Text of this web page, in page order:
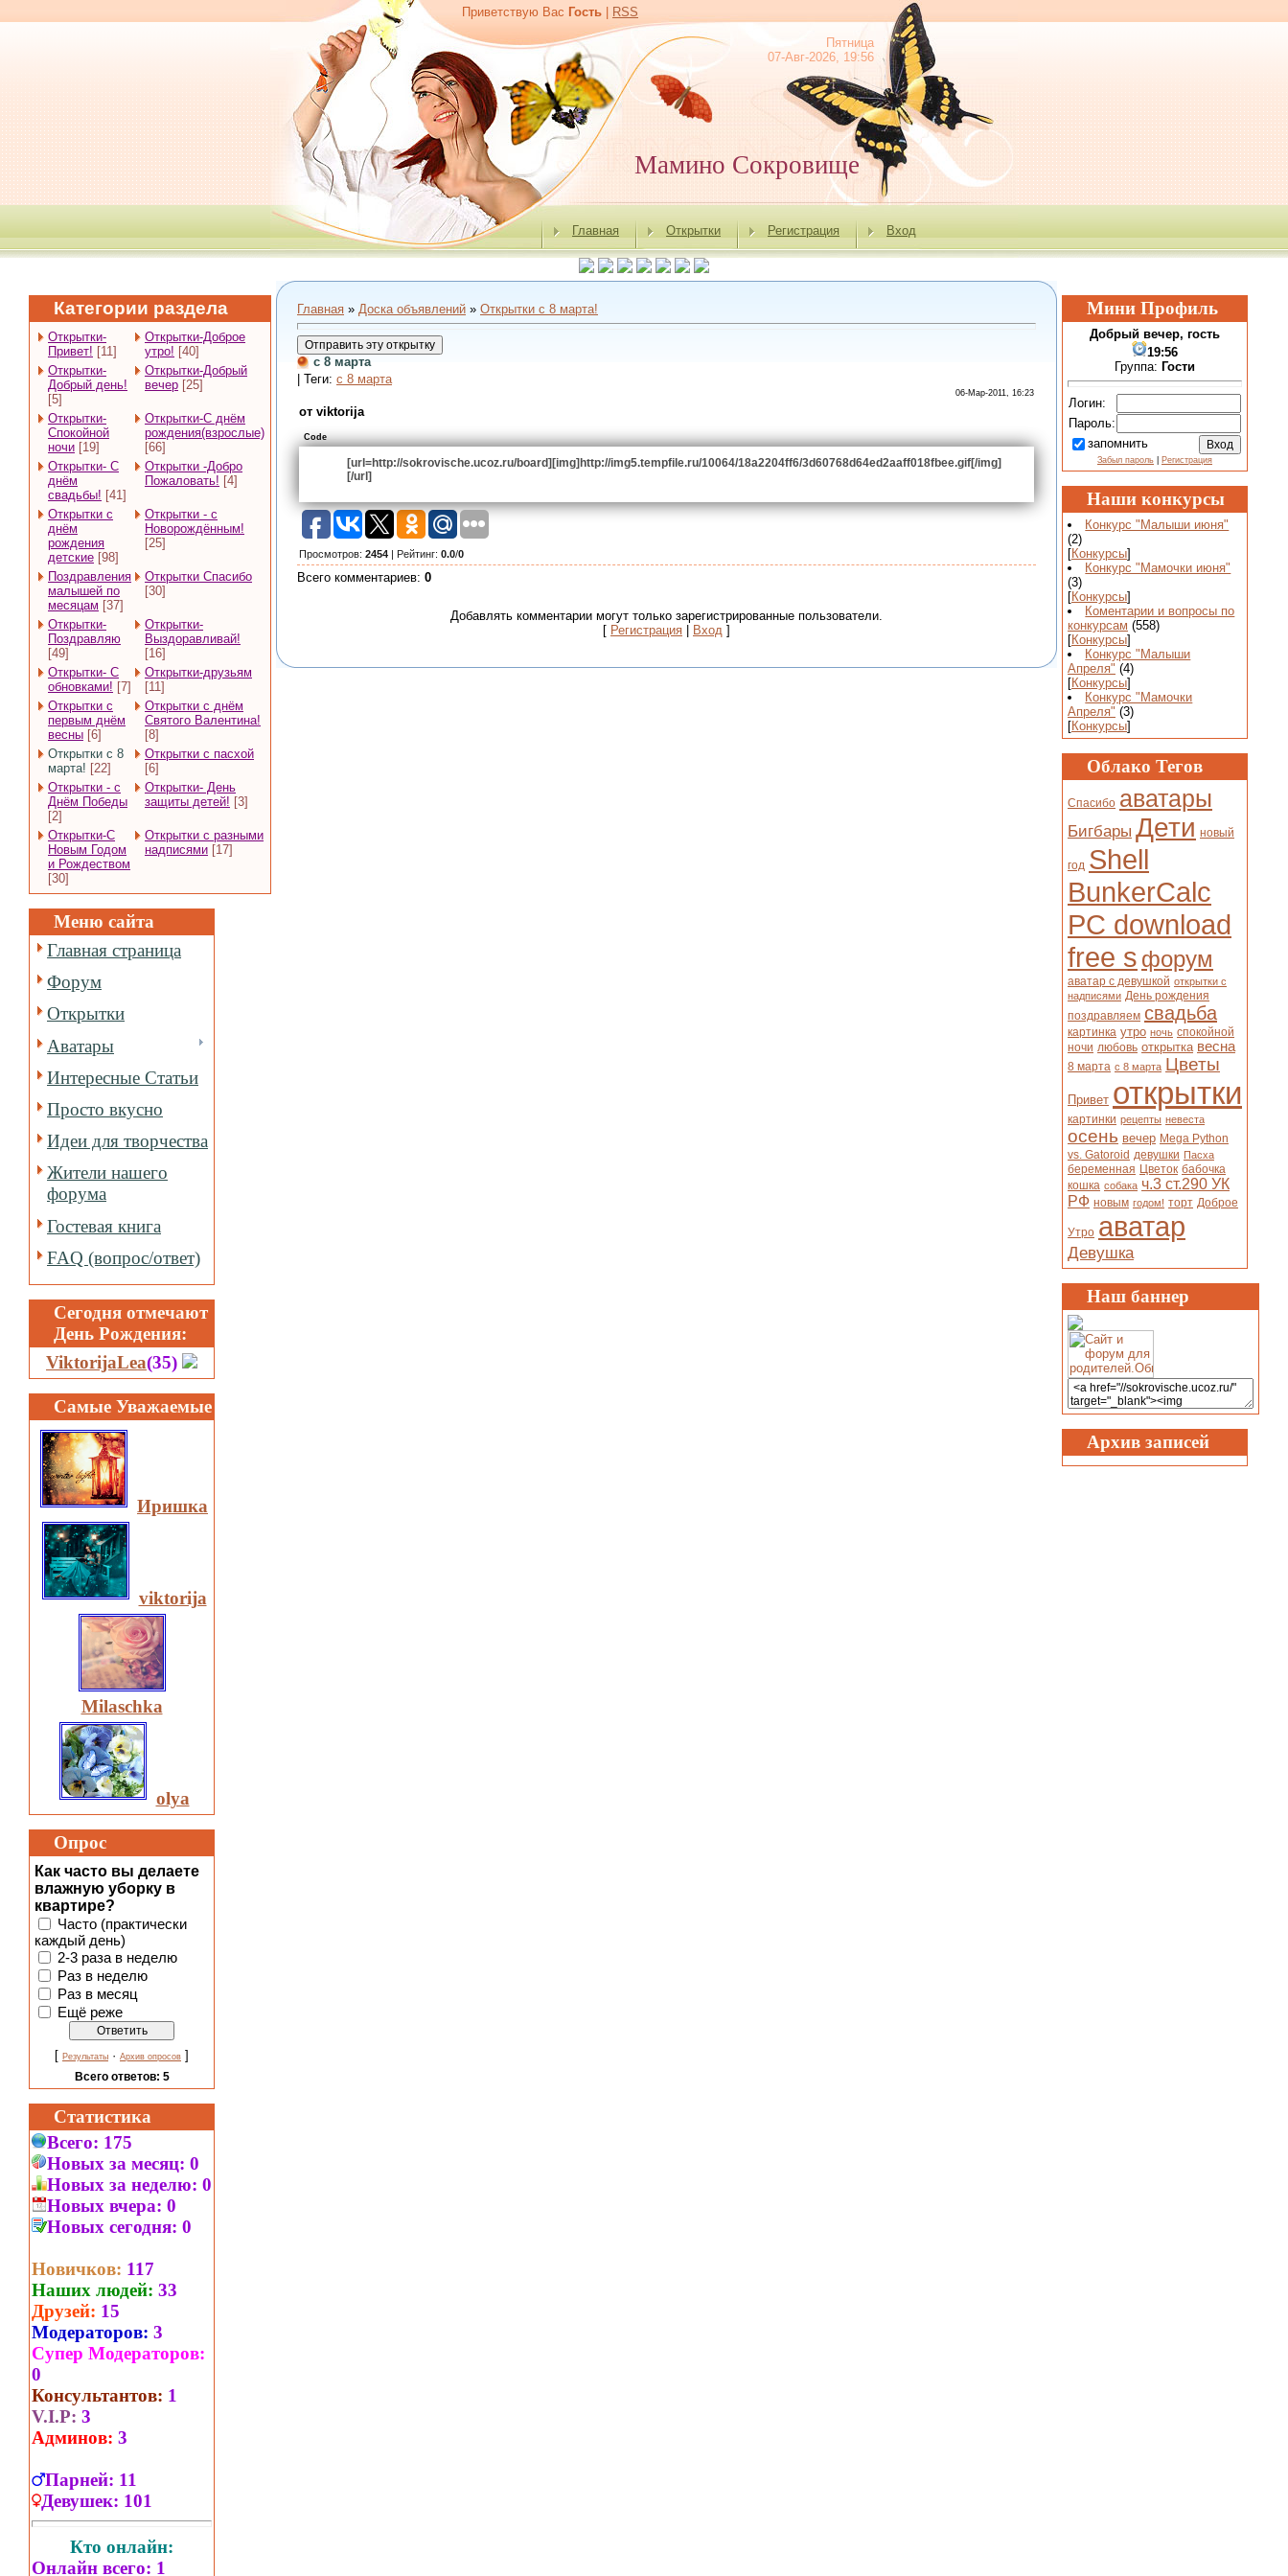
Приветствую Вас Гость RSS
Пятница
07-Авг-2026, 19:56
Мамино Сокровище
Главная Открытки Регистрация Вход
Категории раздела
Открытки-
Привет! [11]
Открытки-Доброе
утро! [40]
Открытки-
Добрый день!
[5]
Открытки-Добрый
вечер [25]
Открытки-
Спокойной
ночи [19]
Открытки-С днём
рождения(взрослые)
[66]
Открытки- С
днём
свадьбы! [41]
Открытки -Добро
Пожаловать! [4]
Открытки с
днём
рождения
детские [98]
Открытки - с
Новорождённым!
[25]
Поздравления
малышей по
месяцам [37]
Открытки Спасибо
[30]
Открытки-
Поздравляю
[49]
Открытки-
Выздоравливай!
[16]
Открытки- С
обновками! [7]
Открытки-друзьям
[11]
Открытки с
первым днём
весны [6]
Открытки с днём
Святого Валентина!
[8]
Открытки с 8
марта! [22]
Открытки с пасхой
[6]
Открытки - с
Днём Победы
[2]
Открытки- День
защиты детей! [3]
Открытки-С
Новым Годом
и Рождеством
[30]
Открытки с разными
надписями [17]
Меню сайта
Главная страница
Форум
Открытки
Аватары
Интересные Статьи
Просто вкусно
Идеи для творчества
Жители нашего
форума
Гостевая книга
FAQ (вопрос/ответ)
Сегодня отмечают
День Рождения:
ViktorijaLea(35)
Самые Уважаемые
Иришка
viktorija
Milaschka
olya
Опрос
Как часто вы делаете
влажную уборку в
квартире?
Часто (практически
каждый день)
2-3 раза в неделю
Раз в неделю
Раз в месяц
Ещё реже
[ Результаты · Архив опросов ]
Всего ответов: 5
Статистика
Всего: 175
Новых за месяц: 0
Новых за неделю: 0
Новых вчера: 0
Новых сегодня: 0
Новичков: 117
Наших людей: 33
Друзей: 15
Модераторов: 3
Супер Модераторов:
0
Консультантов: 1
V.I.P: 3
Админов: 3
Парней: 11
Девушек: 101
Кто онлайн:
Онлайн всего: 1
Главная » Доска объявлений » Открытки с 8 марта!
с 8 марта
| Теги: с 8 марта
06-Мар-2011, 16:23
от viktorija
Code
[url=http://sokrovische.ucoz.ru/board][img]http://img5.tempfile.ru/10064/18a2204ff6/3d60768d64ed2aaff018fbee.gif[/img]
[/url]
Просмотров: 2454 Рейтинг: 0.0/0
Всего комментариев: 0
Добавлять комментарии могут только зарегистрированные пользователи.
[ Регистрация Вход ]
Мини Профиль
Добрый вечер, гость
19:56
Группа: Гости
Логин:
Пароль:
запомнить
Забыл пароль Регистрация
Наши конкурсы
Конкурс "Малыши июня"
(2)
[Конкурсы]
Конкурс "Мамочки июня"
(3)
[Конкурсы]
Коментарии и вопросы по
конкурсам (558)
[Конкурсы]
Конкурс "Малыши
Апреля" (4)
[Конкурсы]
Конкурс "Мамочки
Апреля" (3)
[Конкурсы]
Облако Тегов
Спасибо аватары
Бигбары Дети новый
год Shell
BunkerCalc
PC download
free s форум
аватар с девушкой открытки с
надписями День рождения
поздравляем свадьба
картинка утро ночь спокойной
ночи любовь открытка весна
8 марта с 8 марта Цветы
Привет открытки
картинки рецепты невеста
осень вечер Mega Python
vs. Gatoroid девушки Пасха
беременная Цветок бабочка
кошка собака ч.3 ст.290 УК
РФ новым годом! торт Доброе
Утро аватар
Девушка
Наш баннер
Архив записей